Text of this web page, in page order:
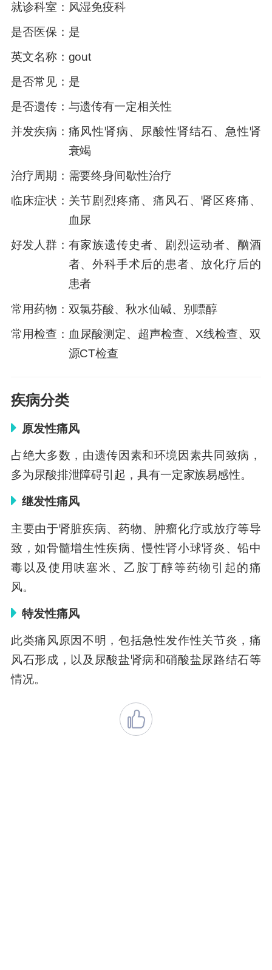
就诊科室： 风湿免疫科
是否医保： 是
英文名称： gout
是否常见： 是
是否遗传： 与遗传有一定相关性
并发疾病： 痛风性肾病、尿酸性肾结石、急性肾
衰竭
治疗周期： 需要终身间歇性治疗
临床症状： 关节剧烈疼痛、痛风石、肾区疼痛、
血尿
好发人群： 有家族遗传史者、剧烈运动者、酗酒
者、外科手术后的患者、放化疗后的
患者
常用药物： 双氯芬酸、秋水仙碱、别嘌醇
常用检查： 血尿酸测定、超声检查、X线检查、双
源CT检查
疾病分类
原发性痛风
占绝大多数，由遗传因素和环境因素共同致病，
多为尿酸排泄障碍引起，具有一定家族易感性。
继发性痛风
主要由于肾脏疾病、药物、肿瘤化疗或放疗等导
致，如骨髓增生性疾病、慢性肾小球肾炎、铅中
毒以及使用呋塞米、乙胺丁醇等药物引起的痛
风。
特发性痛风
此类痛风原因不明，包括急性发作性关节炎，痛
风石形成，以及尿酸盐肾病和硝酸盐尿路结石等
情况。